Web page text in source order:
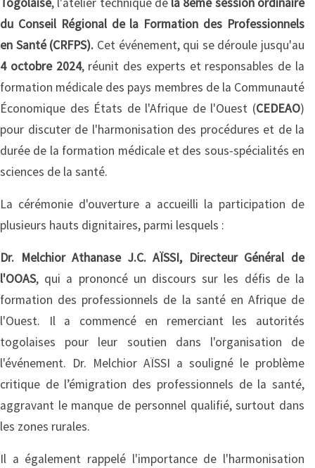
du Conseil Régional de la Formation des Professionnels
en Santé (CRFPS). Cet événement, qui se déroule jusqu'au
4 octobre 2024, réunit des experts et responsables de la
formation médicale des pays membres de la Communauté
Économique des États de l'Afrique de l'Ouest (CEDEAO)
pour discuter de l'harmonisation des procédures et de la
durée de la formation médicale et des sous-spécialités en
sciences de la santé.
La cérémonie d'ouverture a accueilli la participation de
plusieurs hauts dignitaires, parmi lesquels :
Dr. Melchior Athanase J.C. AÏSSI, Directeur Général de
l'OOAS, qui a prononcé un discours sur les défis de la
formation des professionnels de la santé en Afrique de
l'Ouest. Il a commencé en remerciant les autorités
togolaises pour leur soutien dans l'organisation de
l'événement. Dr. Melchior AÏSSI a souligné le problème
critique de l’émigration des professionnels de la santé,
aggravant le manque de personnel qualifié, surtout dans
les zones rurales.
Il a également rappelé l'importance de l'harmonisation